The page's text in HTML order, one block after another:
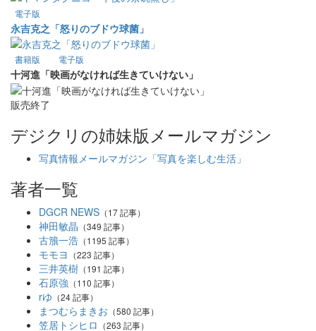
電子版
永吉克之「怒りのブドウ球菌」
書籍版 電子版
十河進「映画がなければ生きていけない」
販売終了
デジクリの姉妹版メールマガジン
写真情報メールマガジン「写真を楽しむ生活」
著者一覧
DGCR NEWS （17 記事）
神田敏晶 （349 記事）
古籏一浩 （1195 記事）
モモヨ （223 記事）
三井英樹 （191 記事）
石原強 （110 記事）
rゆ （24 記事）
まつむらまきお （580 記事）
笠居トシヒロ （263 記事）